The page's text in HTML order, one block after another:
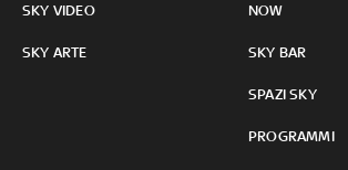
SKY VIDEO
SKY ARTE
NOW
SKY BAR
SPAZI SKY
PROGRAMMI